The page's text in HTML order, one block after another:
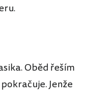
Oběd řeším
Jenže